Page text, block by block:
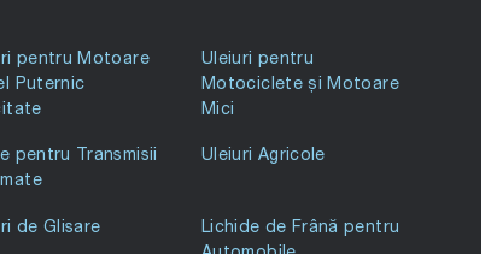
pentru Motoare
Puternic
Uleiuri pentru
Motociclete și Motoare
Mici
pentru Transmisii
Uleiuri Agricole
de Glisare
Lichide de Frână pentru